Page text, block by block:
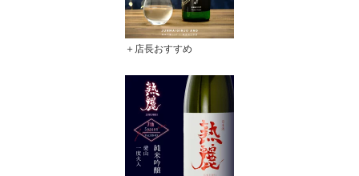
＋店長おすすめ